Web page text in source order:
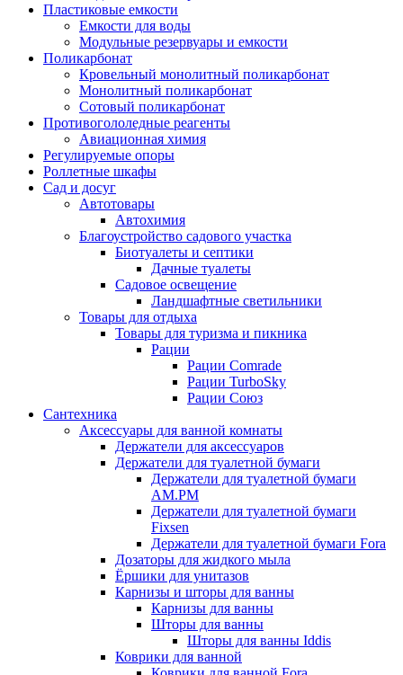
Пластиковые емкости
Емкости для воды
Модульные резервуары и емкости
Поликарбонат
Кровельный монолитный поликарбонат
Монолитный поликарбонат
Сотовый поликарбонат
Противогололедные реагенты
Авиационная химия
Регулируемые опоры
Роллетные шкафы
Сад и досуг
Автотовары
Автохимия
Благоустройство садового участка
Биотуалеты и септики
Дачные туалеты
Садовое освещение
Ландшафтные светильники
Товары для отдыха
Товары для туризма и пикника
Рации
Рации Comrade
Рации TurboSky
Рации Союз
Сантехника
Аксессуары для ванной комнаты
Держатели для аксессуаров
Держатели для туалетной бумаги
Держатели для туалетной бумаги
AM.PM
Держатели для туалетной бумаги
Fixsen
Держатели для туалетной бумаги Fora
Дозаторы для жидкого мыла
Ёршики для унитазов
Карнизы и шторы для ванны
Карнизы для ванны
Шторы для ванны
Шторы для ванны Iddis
Коврики для ванной